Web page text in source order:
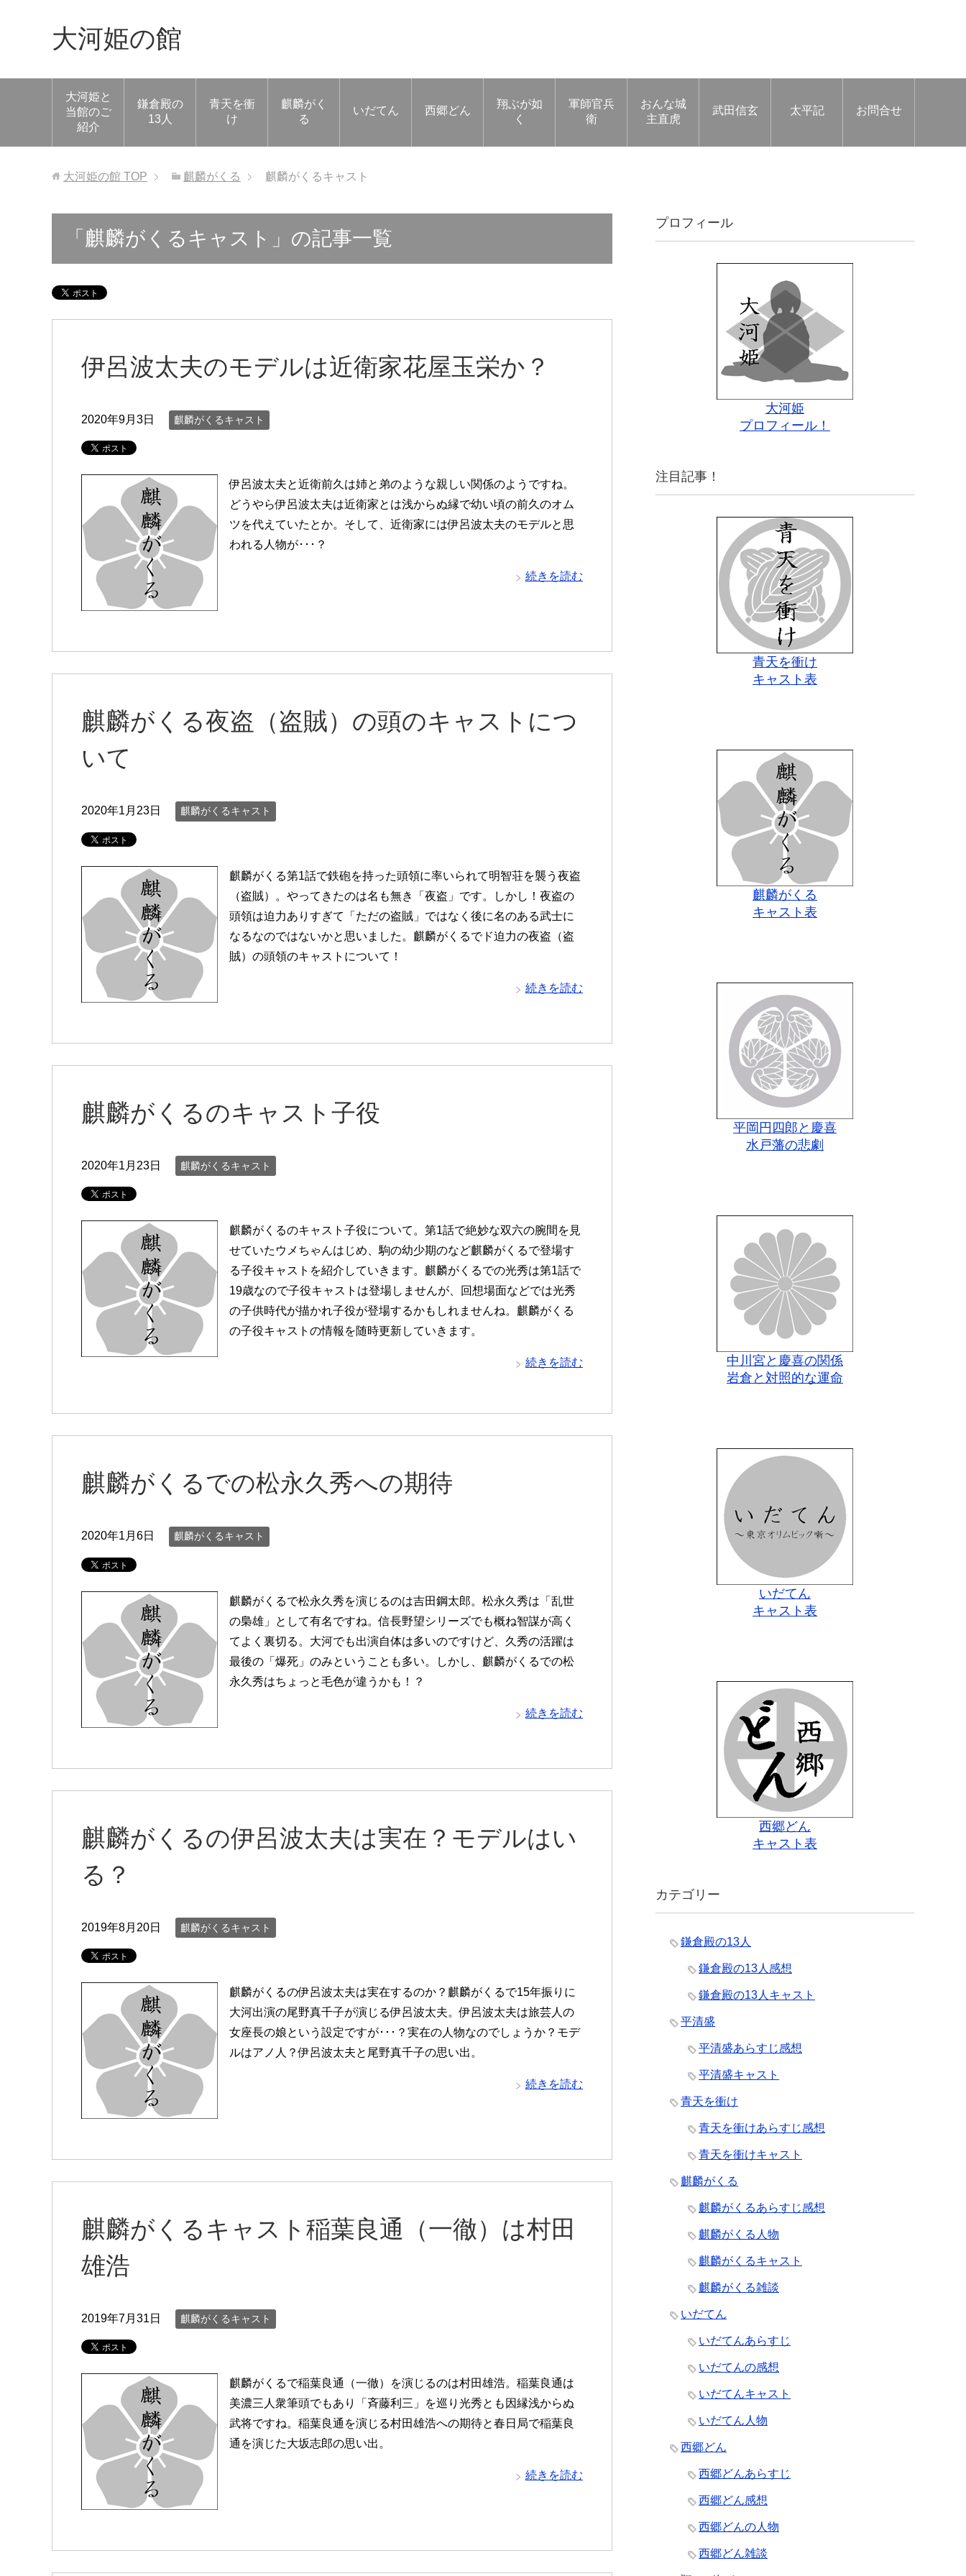
大河姫の館
大河姫と
当館のご
紹介
鎌倉殿の
13人
青天を衝
け
麒麟がく
る
いだてん 西郷どん
翔ぶが如
く
軍師官兵
衛
おんな城
主直虎
武田信玄 太平記 お問合せ
大河姫の館 TOP 麒麟がくる 麒麟がくるキャスト
「麒麟がくるキャスト」の記事一覧
伊呂波太夫のモデルは近衛家花屋玉栄か？
2020年9月3日 麒麟がくるキャスト
伊呂波太夫と近衛前久は姉と弟のような親しい関係のようですね。
どうやら伊呂波太夫は近衛家とは浅からぬ縁で幼い頃の前久のオム
ツを代えていたとか。そして、近衛家には伊呂波太夫のモデルと思
われる人物が･･･？
続きを読む
麒麟がくる夜盗（盗賊）の頭のキャストにつ
いて
2020年1月23日 麒麟がくるキャスト
麒麟がくる第1話で鉄砲を持った頭領に率いられて明智荘を襲う夜盗
（盗賊）。やってきたのは名も無き「夜盗」です。しかし！夜盗の
頭領は迫力ありすぎて「ただの盗賊」ではなく後に名のある武士に
なるなのではないかと思いました。麒麟がくるでド迫力の夜盗（盗
賊）の頭領のキャストについて！
続きを読む
麒麟がくるのキャスト子役
2020年1月23日 麒麟がくるキャスト
麒麟がくるのキャスト子役について。第1話で絶妙な双六の腕間を見
せていたウメちゃんはじめ、駒の幼少期のなど麒麟がくるで登場す
る子役キャストを紹介していきます。麒麟がくるでの光秀は第1話で
19歳なので子役キャストは登場しませんが、回想場面などでは光秀
の子供時代が描かれ子役が登場するかもしれませんね。麒麟がくる
の子役キャストの情報を随時更新していきます。
続きを読む
麒麟がくるでの松永久秀への期待
2020年1月6日 麒麟がくるキャスト
麒麟がくるで松永久秀を演じるのは吉田鋼太郎。松永久秀は「乱世
の梟雄」として有名ですね。信長野望シリーズでも概ね智謀が高く
てよく裏切る。大河でも出演自体は多いのですけど、久秀の活躍は
最後の「爆死」のみということも多い。しかし、麒麟がくるでの松
永久秀はちょっと毛色が違うかも！？
続きを読む
麒麟がくるの伊呂波太夫は実在？モデルはい
る？
2019年8月20日 麒麟がくるキャスト
麒麟がくるの伊呂波太夫は実在するのか？麒麟がくるで15年振りに
大河出演の尾野真千子が演じる伊呂波太夫。伊呂波太夫は旅芸人の
女座長の娘という設定ですが･･･？実在の人物なのでしょうか？モデ
ルはアノ人？伊呂波太夫と尾野真千子の思い出。
続きを読む
麒麟がくるキャスト稲葉良通（一徹）は村田
雄浩
2019年7月31日 麒麟がくるキャスト
麒麟がくるで稲葉良通（一徹）を演じるのは村田雄浩。稲葉良通は
美濃三人衆筆頭でもあり「斉藤利三」を巡り光秀とも因縁浅からぬ
武将ですね。稲葉良通を演じる村田雄浩への期待と春日局で稲葉良
通を演じた大坂志郎の思い出。
続きを読む
プロフィール
大河姫
プロフィール！
注目記事！
青天を衝け
キャスト表
麒麟がくる
キャスト表
平岡円四郎と慶喜
水戸藩の悲劇
中川宮と慶喜の関係
岩倉と対照的な運命
いだてん
キャスト表
西郷どん
キャスト表
カテゴリー
鎌倉殿の13人
鎌倉殿の13人感想
鎌倉殿の13人キャスト
平清盛
平清盛あらすじ感想
平清盛キャスト
青天を衝け
青天を衝けあらすじ感想
青天を衝けキャスト
麒麟がくる
麒麟がくるあらすじ感想
麒麟がくる人物
麒麟がくるキャスト
麒麟がくる雑談
いだてん
いだてんあらすじ
いだてんの感想
いだてんキャスト
いだてん人物
西郷どん
西郷どんあらすじ
西郷どん感想
西郷どんの人物
西郷どん雑談